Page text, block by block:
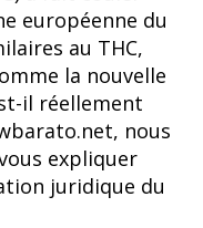
européenne du
au THC,
la nouvelle
il réellement
nous
expliquer
juridique du